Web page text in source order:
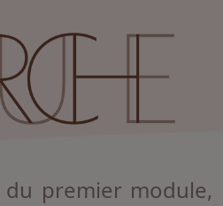
premier module,